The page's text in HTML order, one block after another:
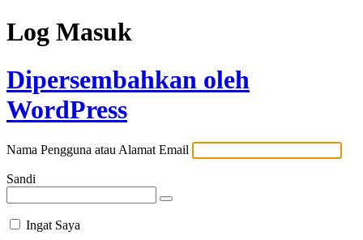
Log Masuk
Dipersembahkan oleh
WordPress
Nama Pengguna atau Alamat Email
Sandi
Ingat Saya